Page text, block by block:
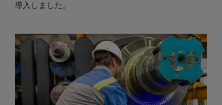
導入しました。